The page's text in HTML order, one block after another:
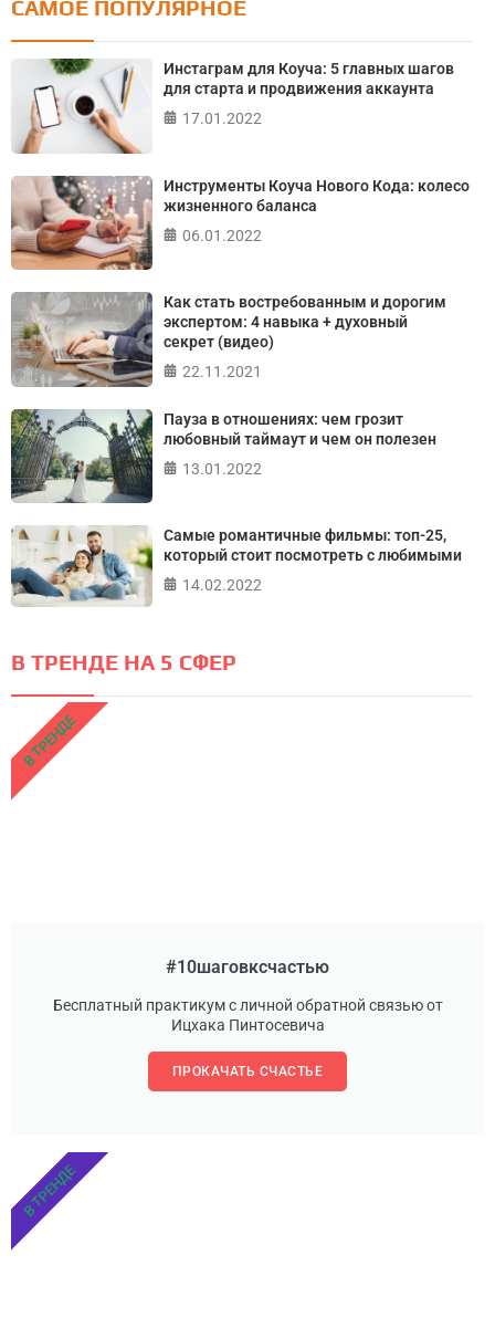
Тест: Как я контролирую свою жизнь?
Онлайн тест на основе шкалы локуса контроля
Джулиана Роттера
САМОЕ ПОПУЛЯРНОЕ
Инстаграм для Коуча: 5 главных шагов
для старта и продвижения аккаунта
17.01.2022
Инструменты Коуча Нового Кода: колесо
жизненного баланса
06.01.2022
Как стать востребованным и дорогим
экспертом: 4 навыка + духовный
секрет (видео)
22.11.2021
Пауза в отношениях: чем грозит
любовный таймаут и чем он полезен
13.01.2022
Самые романтичные фильмы: топ-25,
который стоит посмотреть с любимыми
14.02.2022
В ТРЕНДЕ НА 5 СФЕР
#10шаговксчастью
Бесплатный практикум с личной обратной связью от
Ицхака Пинтосевича
ПРОКАЧАТЬ СЧАСТЬЕ
В ТРЕНДЕ
В ТРЕНДЕ